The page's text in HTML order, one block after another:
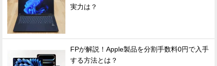
実力は？
FPが解説！Apple製品を分割手数料0円で入手
する方法とは？